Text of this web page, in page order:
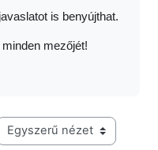
is benyújthat.
mezőjét!
szintű navigáció